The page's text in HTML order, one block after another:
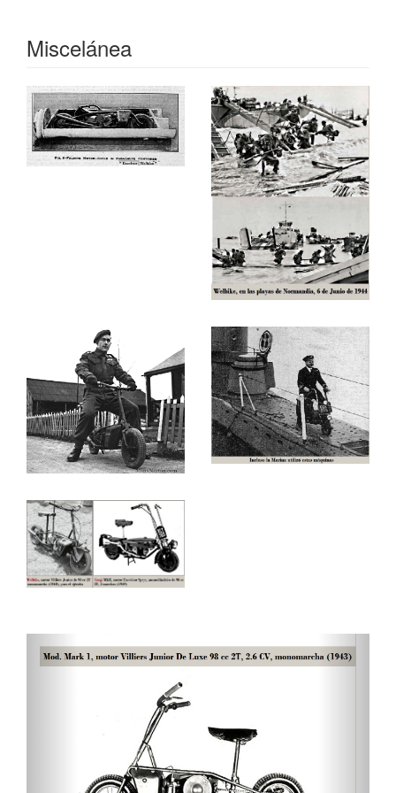
y rápido de producir y en 1942 entró en plena
fabricación dada la urgencia por parte de las fuerza
Se fabricaron alrededor de 4.000 unidades, 3.853
para ser exactos.
Una vez que en tierra lo único que necesitaba era
girar el manillar en la posición de bloqueo, elevar el
sillín, desplegar las estriberas, estando listo para
En 1943, fue ampliamente utilizado por las fuerzas de
asalto de tierra, incluidos los Comandos y los Royal
Marines en particular los desembarques en la playa
En situaciones de combate, sin embargo, podía ser
complicado encontrar el contenedor. La diferencia de
peso entre un paracaidista y el contenedor que a
menudo significa que aterrizaba a cierta distancia,
muchos fueron capturados por fuerzas enemigas o
perdidos incluso antes de que pudieran ser
utilizados.
significaba un problema el poder circular en el campo
de batalla a menudo áspero y / o enfangado, lo que a
menudo fueron abandonadas por las tropas porque
era más fácil seguir a pie.
que podían transportar motocicletas más grandes y
potentes como las ROYAL ENFIELD (Redditch), WD -
WARTNABY & DRAPER...
Por los malos resultados en su utilización en
campaña, fue en los aeropuertos de la Royal Air
Force, donde fueron mejor aprovechados.
Miscelánea